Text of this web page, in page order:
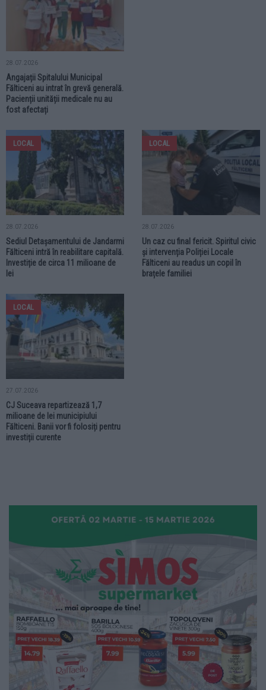
28.07.2026
Angajații Spitalului Municipal
Fălticeni au intrat în grevă generală.
Pacienții unității medicale nu au
fost afectați
LOCAL
28.07.2026
Sediul Detașamentului de Jandarmi
Fălticeni intră în reabilitare capitală.
Investiție de circa 11 milioane de
lei
LOCAL
28.07.2026
Un caz cu final fericit. Spiritul civic
și intervenția Poliției Locale
Fălticeni au readus un copil în
brațele familiei
LOCAL
27.07.2026
CJ Suceava repartizează 1,7
milioane de lei municipiului
Fălticeni. Banii vor fi folosiți pentru
investiții curente